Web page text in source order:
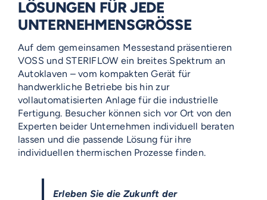
LÖSUNGEN FÜR JEDE
UNTERNEHMENSGRÖSSE
Auf dem gemeinsamen Messestand präsentieren
VOSS und STERIFLOW ein breites Spektrum an
Autoklaven – vom kompakten Gerät für
handwerkliche Betriebe bis hin zur
vollautomatisierten Anlage für die industrielle
Fertigung. Besucher können sich vor Ort von den
Experten beider Unternehmen individuell beraten
lassen und die passende Lösung für ihre
individuellen thermischen Prozesse finden.
Erleben Sie die Zukunft der